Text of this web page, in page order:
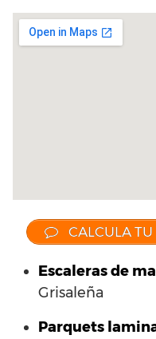
CALCULA
Escaleras de
Grisaleña
Parquets